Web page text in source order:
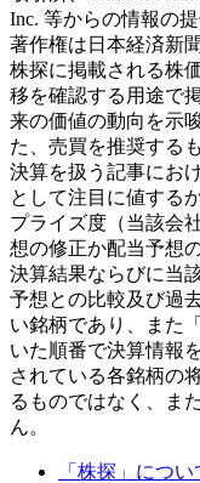
Inc. 等からの情報の
著作権は日本経済新
株探に掲載される株
移を確認する用途で
来の価値の動向を示
た、売買を推奨する
決算を扱う記事にお
として注目に値する
プライズ度（当該会
想の修正か配当予想
決算結果ならびに当
予想との比較及び過
い銘柄であり、また
いた順番で決算情報
されている各銘柄の
るものではなく、ま
ん。
「株探」につい